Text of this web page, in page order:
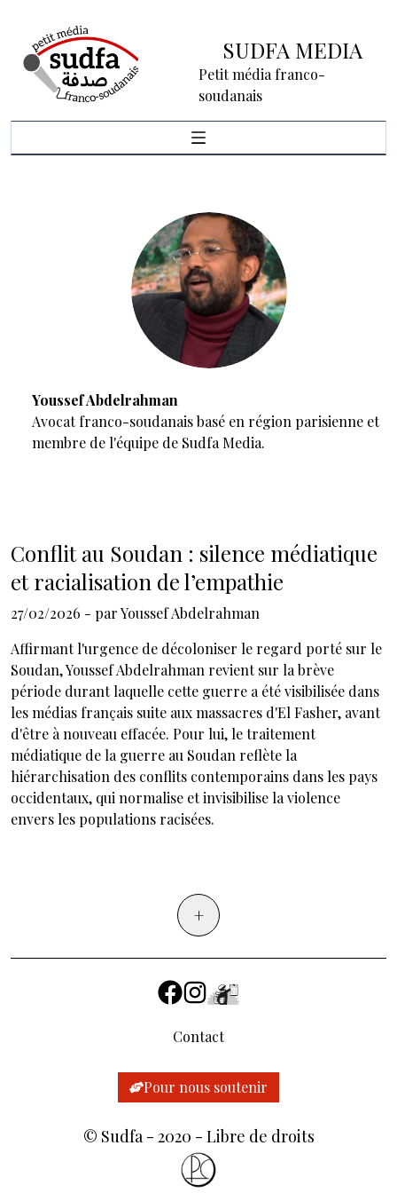
SUDFA MEDIA
Petit média franco-
soudanais
Youssef Abdelrahman
Avocat franco-soudanais basé en région parisienne et
membre de l'équipe de Sudfa Media.
Conflit au Soudan : silence médiatique
et racialisation de l’empathie
27/02/2026 - parYoussef Abdelrahman
Affirmant l'urgence de décoloniser le regard porté sur le
Soudan, Youssef Abdelrahman revient sur la brève
période durant laquelle cette guerre a été visibilisée dans
les médias français suite aux massacres d'El Fasher, avant
d'être à nouveau effacée. Pour lui, le traitement
médiatique de la guerre au Soudan reflète la
hiérarchisation des conflits contemporains dans les pays
occidentaux, qui normalise et invisibilise la violence
envers les populations racisées.
+
Contact
Pour nous soutenir
© Sudfa- 2020 - Libre de droits